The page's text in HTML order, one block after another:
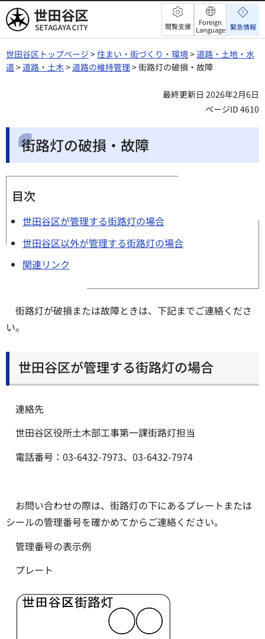
世田谷区 閲覧支援
Foreign
Language 緊急情報
世田谷区トップページ >住まい・街づくり・環境>道路・土地・水
道>道路・土木>道路の維持管理> 街路灯の破損・故障
最終更新日 2026年2月6日
ページID 4610
街路灯の破損・故障
目次
世田谷区が管理する街路灯の場合
世田谷区以外が管理する街路灯の場合
関連リンク
街路灯が破損または故障ときは、下記までご連絡くださ
い。
世田谷区が管理する街路灯の場合
連絡先
世田谷区役所土木部工事第一課街路灯担当
電話番号：03-6432-7973、03-6432-7974
お問い合わせの際は、街路灯の下にあるプレートまたは
シールの管理番号を確かめてからご連絡ください。
管理番号の表示例
プレート